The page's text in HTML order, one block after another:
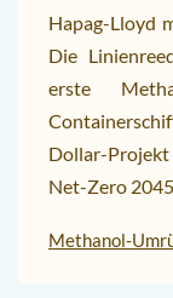
Hapag-Lloyd
Die
erste
Dollar-
Net-Zero
Methanol-